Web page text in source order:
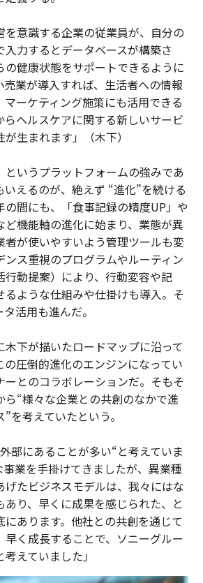
を意識する企業の従業員が、自分の
入力するとデータベースが構築さ
の健康状態をサポートできるように
売業が導入すれば、生活者への情報
ーケティング施策にも活用できる
らヘルスケアに関する新しいサービ
生まれます」（木下）
というプラットフォームの強みであ
いえるのが、絶えず “進化”を続ける
の間にも、「食事記録の精度UP」や
ど機能軸の進化に始まり、業態が異
者が使いやすいよう管理ツールも変
ンス重視のプログラムやルーティン
行動提案）により、行動変容や記
るような仕組みや仕掛けも導入。そ
活用も進んだ。
木下が描いたロードマップに沿って
の圧倒的進化のエンジンになってい
ーとのコラボレーションだ。そもそ
ら“様々な企業との共創のなかで進
を考えていたという。
部にあることが多い“と考えていま
業を手掛けてきましたが、異業種
げたビジネスモデルは、我々にはな
あり、早くに成果を感じられた、と
にあります。他社との共創を通じて
早く成長することで、ソニーグルー
えていました」